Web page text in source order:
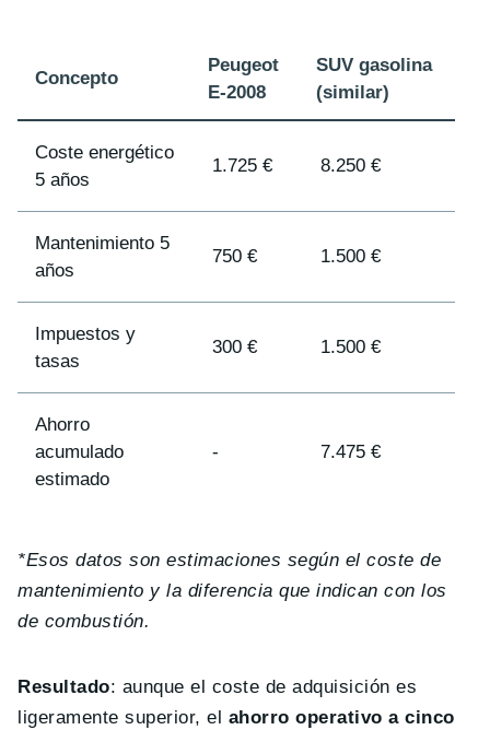
Concepto
Peugeot
E-2008
SUV gasolina
(similar)
Coste energético
5 años
1.725 € 8.250 €
Mantenimiento 5
años
750 € 1.500 €
Impuestos y
tasas
300 € 1.500 €
Ahorro
acumulado
estimado
- 7.475 €
*Esos datos son estimaciones según el coste de
mantenimiento y la diferencia que indican con los
de combustión.
Resultado: aunque el coste de adquisición es
ligeramente superior, el ahorro operativo a cinco